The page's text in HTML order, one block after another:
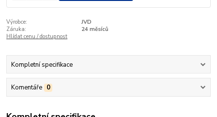
Výrobce:
JVD
Záruka:
24 měsíců
Hlídat cenu / dostupnost
Kompletní specifikace
Komentáře 0